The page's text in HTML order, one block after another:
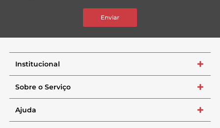
Enviar
Institucional +
Sobre o Serviço +
Ajuda +